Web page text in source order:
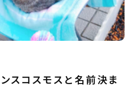
スコスモスと名前決ま